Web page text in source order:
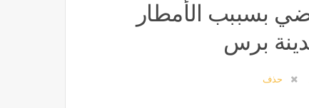
أرضي بسببب الأمطار
برس
حذف